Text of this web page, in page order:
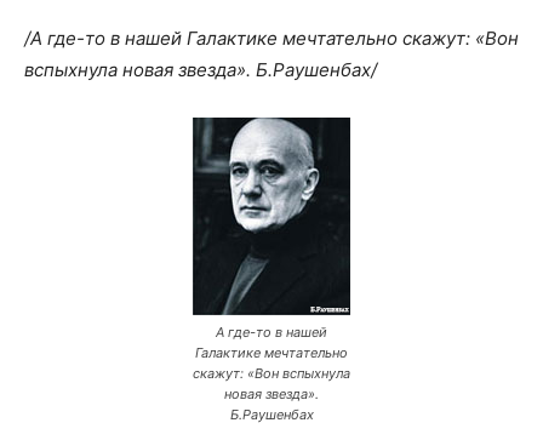
/А где-то в нашей Галактике мечтательно скажут: «Вон
вспыхнула новая звезда». Б.Раушенбах/
А где-то в нашей
Галактике мечтательно
скажут: «Вон вспыхнула
новая звезда».
Б.Раушенбах